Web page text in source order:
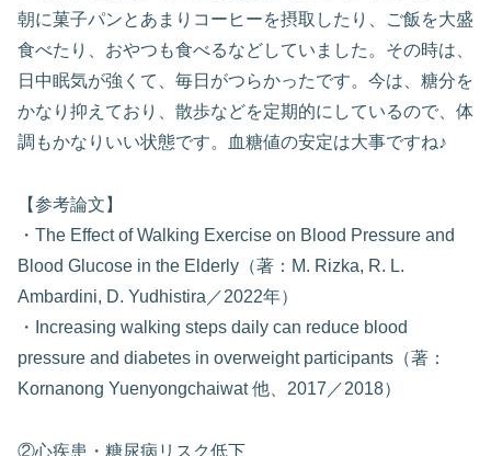
朝に菓子パンとあまりコーヒーを摂取したり、ご飯を大盛
食べたり、おやつも食べるなどしていました。その時は、
日中眠気が強くて、毎日がつらかったです。今は、糖分を
かなり抑えており、散歩などを定期的にしているので、体
調もかなりいい状態です。血糖値の安定は大事ですね♪
【参考論文】
・The Effect of Walking Exercise on Blood Pressure and
Blood Glucose in the Elderly（著：M. Rizka, R. L.
Ambardini, D. Yudhistira／2022年）
・Increasing walking steps daily can reduce blood
pressure and diabetes in overweight participants（著：
Kornanong Yuenyongchaiwat 他、2017／2018）
②心疾患・糖尿病リスク低下